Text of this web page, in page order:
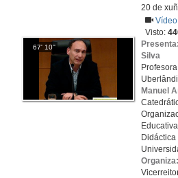
67' 10''
20 de
Vídeo
Visto:
Silva
Manuel